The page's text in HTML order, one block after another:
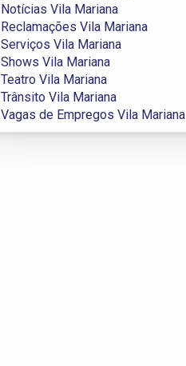
Notícias Vila Mariana
Reclamações Vila Mariana
Serviços Vila Mariana
Shows Vila Mariana
Teatro Vila Mariana
Trânsito Vila Mariana
Vagas de Empregos Vila Mariana